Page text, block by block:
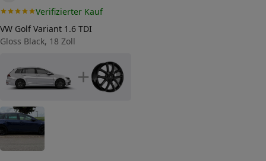
Verifizierter Kauf
VW Golf Variant 1.6 TDI
Gloss Black, 18 Zoll
+